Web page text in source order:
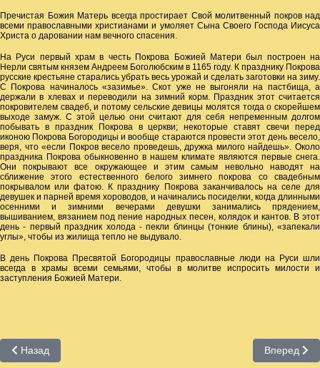
Пречистая Божия Матерь всегда простирает Свой молитвенный покров над
всеми православными христианами и умоляет Сына Своего Господа Иисуса
Христа о даровании нам вечного спасения.
На Руси первый храм в честь Покрова Божией Матери был построен на
Нерли святым князем Андреем Боголюбским в 1165 году. К празднику Покрова
русские крестьяне старались убрать весь урожай и сделать заготовки на зиму.
С Покрова начиналось «зазимье». Скот уже не выгоняли на пастбища, а
держали в хлевах и переводили на зимний корм. Праздник этот считается
покровителем свадеб, и потому сельские девицы молятся тогда о скорейшем
выходе замуж. С этой целью они считают для себя непременным долгом
побывать в праздник Покрова в церкви; некоторые ставят свечи перед
иконою Покрова Богородицы и вообще стараются провести этот день весело,
веря, что «если Покров весело проведешь, дружка милого найдешь». Около
праздника Покрова обыкновенно в нашем климате являются первые снега.
Они покрывают все окружающее и этим самым невольно наводят на
сближение этого естественного белого зимнего покрова со свадебным
покрывалом или фатою. К празднику Покрова заканчивалось на селе для
девушек и парней время хороводов, и начинались посиделки, когда длинными
осенними и зимними вечерами девушки занимались прядением,
вышиванием, вязанием под пение народных песен, колядок и кантов. В этот
день - первый праздник холода - пекли блинцы (тонкие блины), «запекали
углы», чтобы из жилища тепло не выдувало.
В день Покрова Пресвятой Богородицы православные люди на Руси шли
всегда в храмы всеми семьями, чтобы в молитве испросить милости и
заступления Божией Матери.
Предыдущий: МФЦ
Назад Вперед